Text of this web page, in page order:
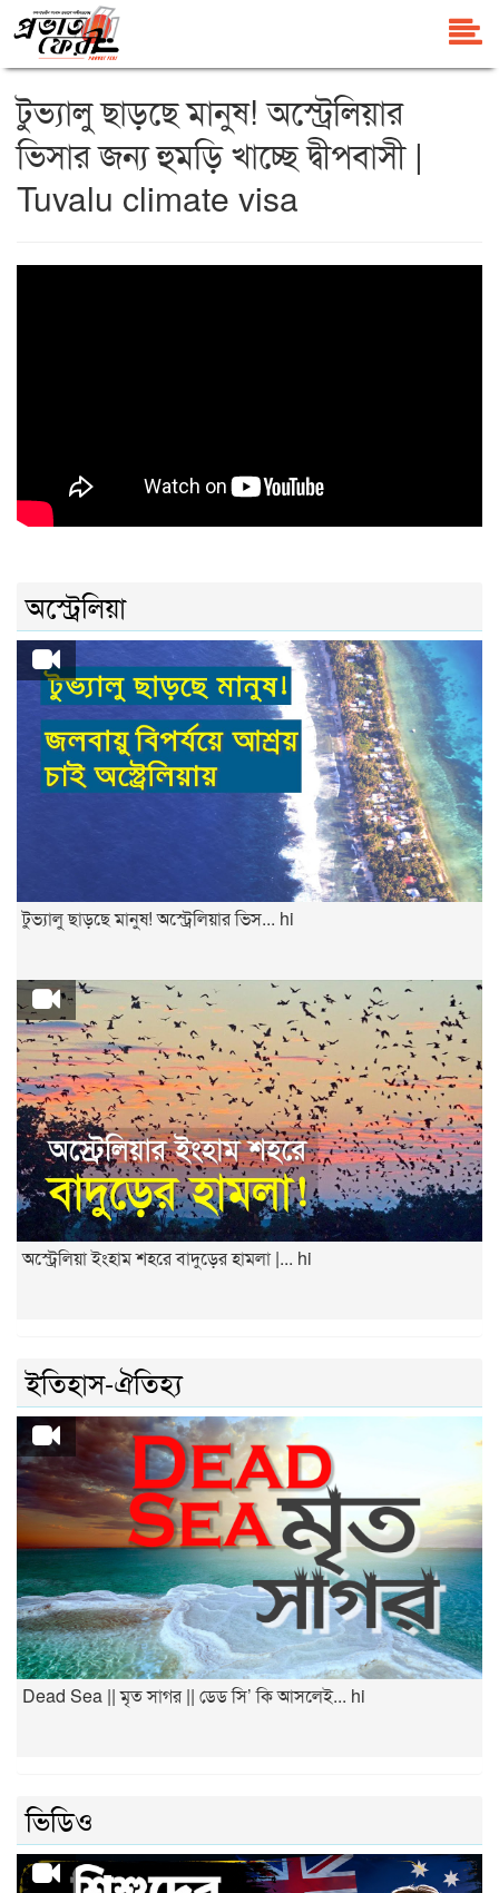
টুভ্যালু ছাড়ছে মানুষ! অস্ট্রেলিয়ার
ভিসার জন্য হুমড়ি খাচ্ছে দ্বীপবাসী |
Tuvalu climate visa
অস্ট্রেলিয়া
টুভ্যালু ছাড়ছে মানুষ! অস্ট্রেলিয়ার ভিস... hi
অস্ট্রেলিয়া ইংহাম শহরে বাদুড়ের হামলা |... hi
ইতিহাস-ঐতিহ্য
Dead Sea || মৃত সাগর || ডেড সি’ কি আসলেই... hi
ভিডিও